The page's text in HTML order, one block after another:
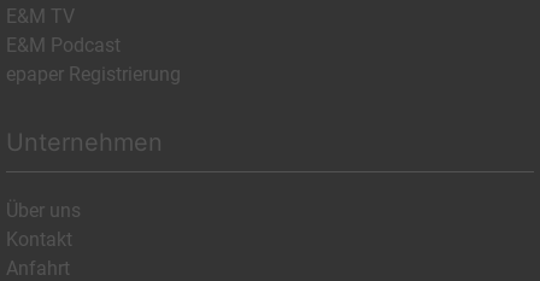
E&M TV
E&M Podcast
epaper Registrierung
Unternehmen
Über uns
Kontakt
Anfahrt